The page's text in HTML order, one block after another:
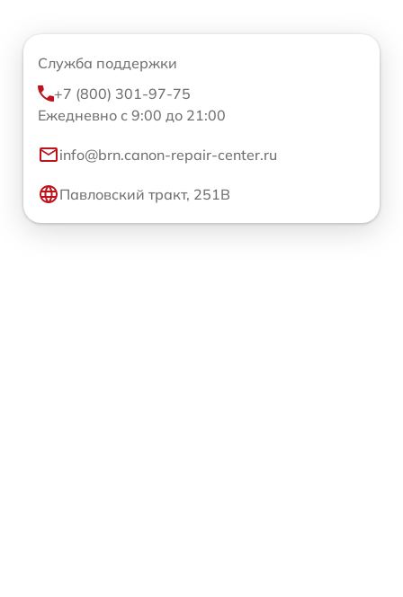
Служба поддержки
+7 (800) 301-97-75
Ежедневно с 9:00 до 21:00
info@brn.canon-repair-center.ru
Павловский тракт, 251В